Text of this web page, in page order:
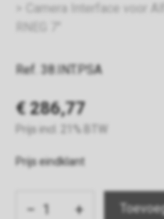
Camera Interface voor
RNEG 7"
Ref. 38.INT.PSA
€ 286,77
Prijs incl. 21% BTW
Prijs eindklant
− +